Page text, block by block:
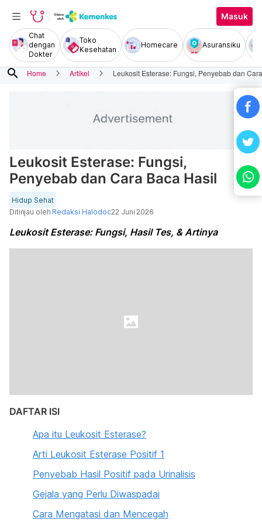
Masuk
Chat
dengan
Dokter
Toko
Kesehatan
Homecare Asuransiku
search Home Artikel Leukosit Esterase: Fungsi, Penyebab dan
Leukosit Esterase: Fungsi,
Penyebab dan Cara Baca Hasil
Hidup Sehat
Ditinjau oleh Redaksi Halodoc22 Juni 2026
Leukosit Esterase: Fungsi, Hasil Tes, & Artinya
DAFTAR ISI
Apa itu Leukosit Esterase?
Arti Leukosit Esterase Positif 1
Penyebab Hasil Positif pada Urinalisis
Gejala yang Perlu Diwaspadai
Cara Mengatasi dan Mencegah